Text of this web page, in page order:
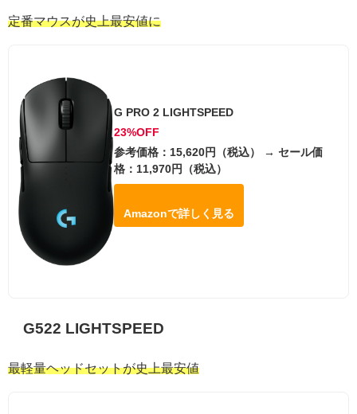
定番マウスが史上最安値に
G PRO 2 LIGHTSPEED
23%OFF
参考価格：15,620円（税込） → セール価
格：11,970円（税込）
Amazonで詳しく見る
G522 LIGHTSPEED
最軽量ヘッドセットが史上最安値